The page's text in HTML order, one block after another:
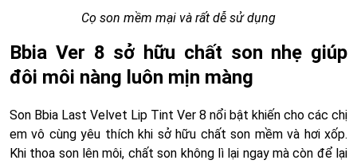
Cọ son mềm mại và rất dễ sử dụng
Bbia Ver 8 sở hữu chất son nhẹ giúp
đôi môi nàng luôn mịn màng
Son Bbia Last Velvet Lip Tint Ver 8 nổi bật khiến cho các chị
em vô cùng yêu thích khi sở hữu chất son mềm và hơi xốp.
Khi thoa son lên môi, chất son không lì lại ngay mà còn để lại